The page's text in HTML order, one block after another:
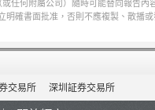
任何附屬公司）隨時可能替向報告內
確書面批准，否則不應複製、散播或
交易所 深圳証券交易所